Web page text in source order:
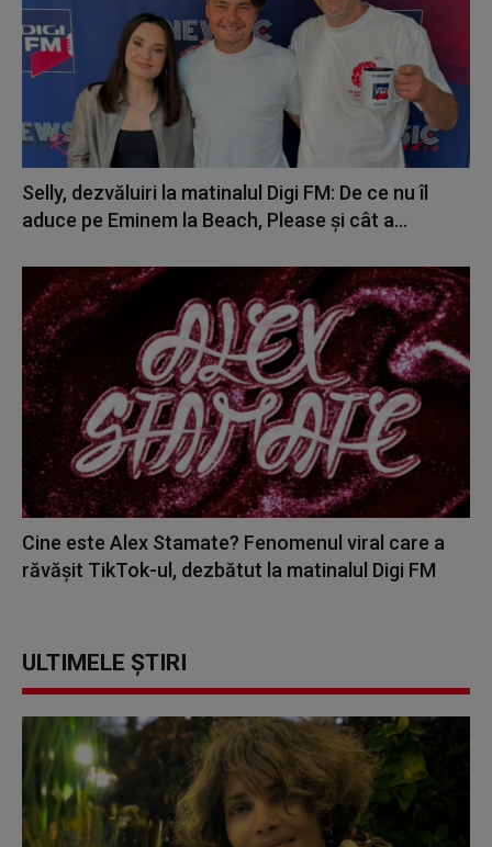
Selly, dezvăluiri la matinalul Digi FM: De ce nu îl
aduce pe Eminem la Beach, Please și cât a...
Cine este Alex Stamate? Fenomenul viral care a
răvășit TikTok-ul, dezbătut la matinalul Digi FM
ULTIMELE ȘTIRI